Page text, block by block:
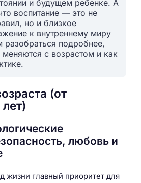
и будущем ребенке. А
воспитание — это не
но и близкое
к внутреннему миру
подробнее,
меняются с возрастом и как
(от
любовь и
жизни главный приоритет для